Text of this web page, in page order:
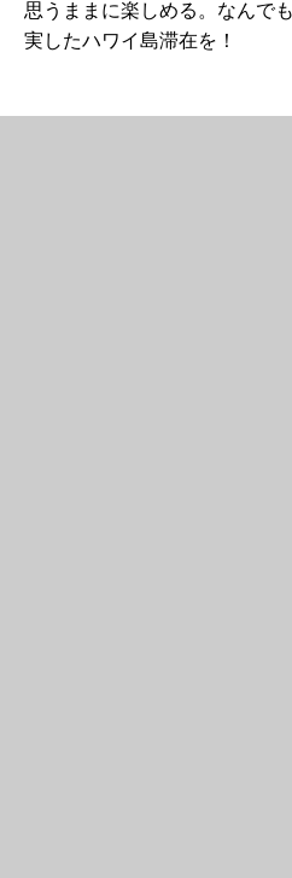
思うままに楽しめる。なんで
実したハワイ島滞在を！